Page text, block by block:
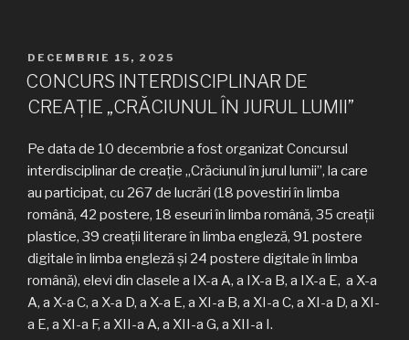
PUBLICAT
PE
DECEMBRIE 15, 2025
CONCURS INTERDISCIPLINAR DE
CREAȚIE „CRĂCIUNUL ÎN JURUL LUMII”
Pe data de 10 decembrie a fost organizat Concursul
interdisciplinar de creație „Crăciunul în jurul lumii”, la care
au participat, cu 267 de lucrări (18 povestiri în limba
română, 42 postere, 18 eseuri în limba română, 35 creații
plastice, 39 creații literare în limba engleză, 91 postere
digitale în limba engleză și 24 postere digitale în limba
română), elevi din clasele a IX-a A, a IX-a B, a IX-a E, a X-a
A, a X-a C, a X-a D, a X-a E, a XI-a B, a XI-a C, a XI-a D, a XI-
a E, a XI-a F, a XII-a A, a XII-a G, a XII-a I.